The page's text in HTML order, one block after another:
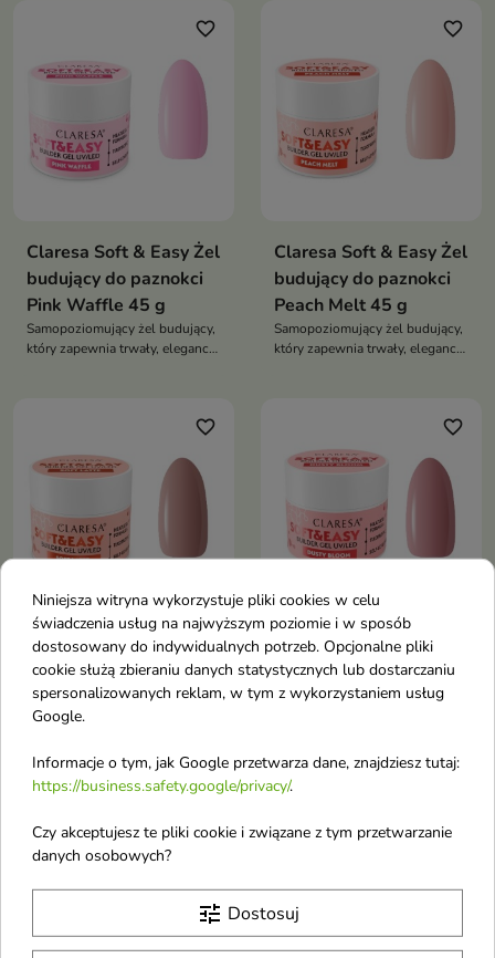
aplikację bez zalewania skórek
aplikację bez zalewania skórek
favorite_border
Claresa Soft & Easy Żel
budujący do paznokci
Pink Waffle 45 g
Samopoziomujący żel budujący,
który zapewnia trwały, elegancki
favorite_border
Claresa Soft & Easy Żel
budujący do paznokci
Peach Melt 45 g
Samopoziomujący żel budujący,
który zapewnia trwały, elegancki
favorite_border
Claresa Soft & Easy Żel
budujący do paznokci
Soft Latte 45 g
Samopoziomujący żel budujący,
manicure bez konieczności
piłowania i nakładania topu
favorite_border
Claresa Soft & Easy Żel
budujący do paznokci
Dusty Bloom 45 g
manicure bez konieczności
piłowania i nakładania topu
favorite_border favorite_border
Niniejsza witryna wykorzystuje pliki cookies w celu
świadczenia usług na najwyższym poziomie i w sposób
dostosowany do indywidualnych potrzeb. Opcjonalne pliki
cookie służą zbieraniu danych statystycznych lub dostarczaniu
spersonalizowanych reklam, w tym z wykorzystaniem usług
Google.
Informacje o tym, jak Google przetwarza dane, znajdziesz tutaj:
https://business.safety.google/privacy/.
Czy akceptujesz te pliki cookie i związane z tym przetwarzanie
danych osobowych?
tune Dostosuj